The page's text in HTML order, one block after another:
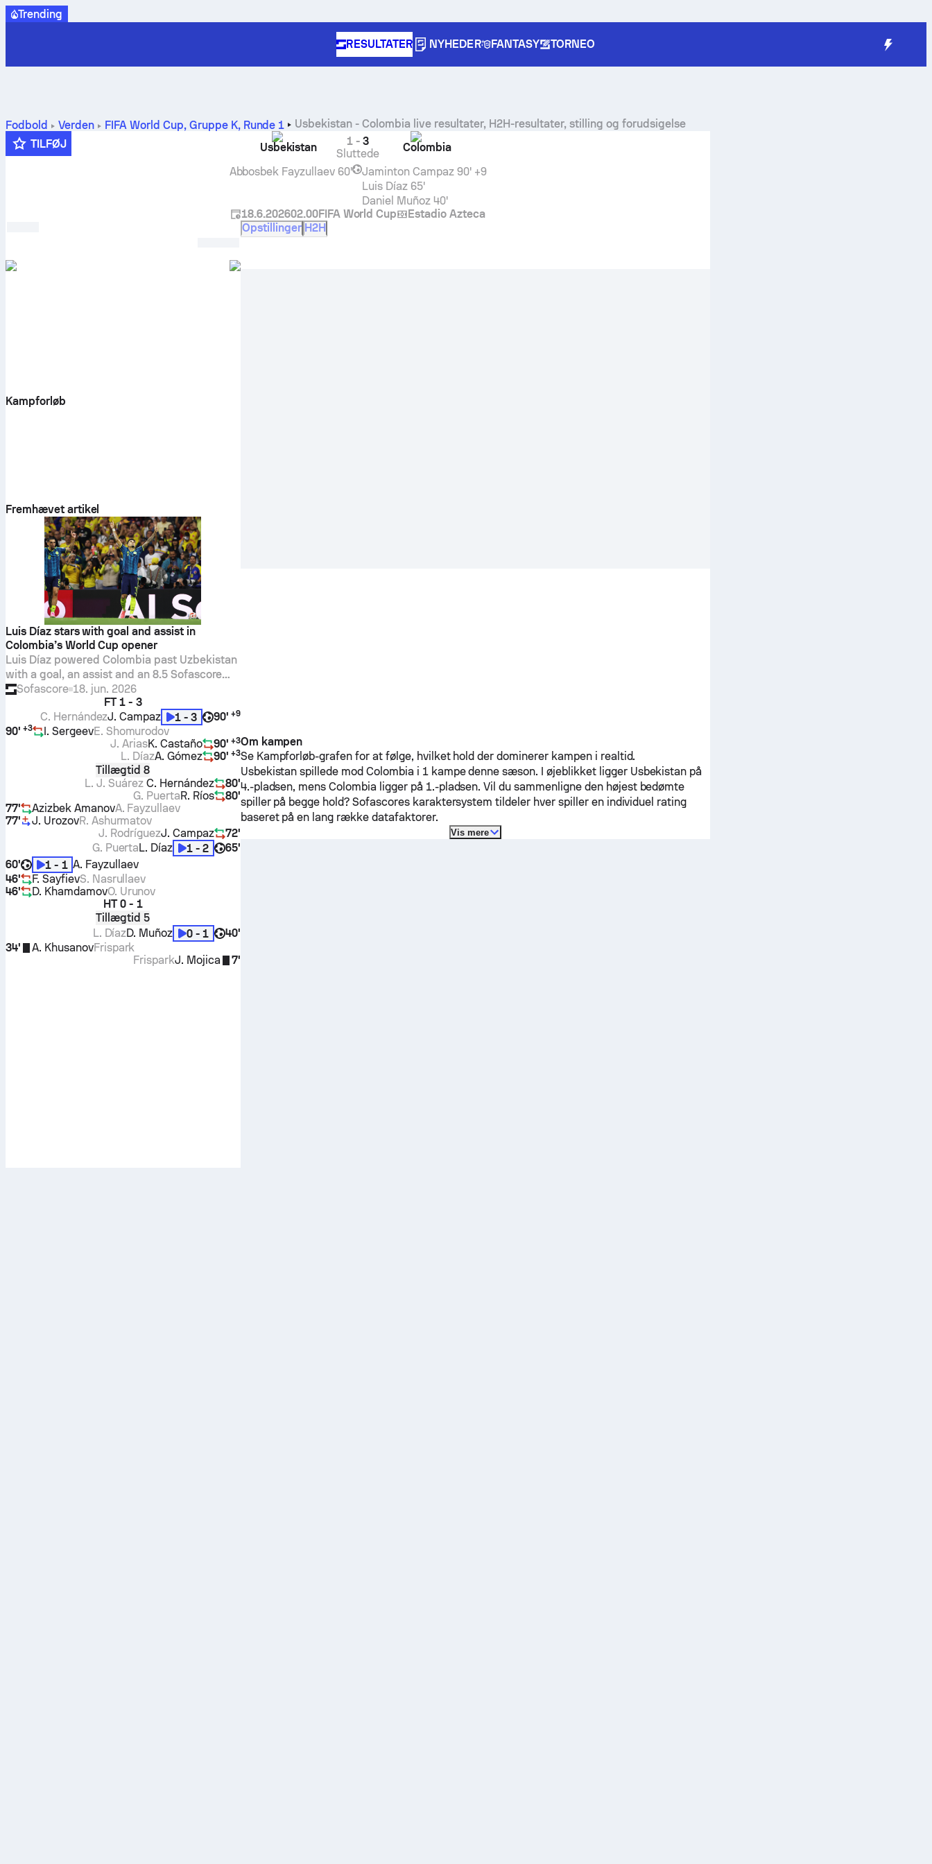
Trending
RESULTATER NYHEDER FANTASY TORNEO
Fodbold Verden FIFA World Cup, Gruppe K, Runde 1 Usbekistan -Colombia live resultater, H2H-resultater, stilling og forudsigelse
TILFØJ
Usbekistan 1-3
Sluttede
Colombia
Abbosbek Fayzullaev 60' Jaminton Campaz 90' +9
Luis Díaz 65'
Daniel Muñoz 40'
18.6.202602.00FIFA World Cup Estadio Azteca
Kampforløb
Fremhævet artikel
Luis Díaz stars with goal and assist in
Colombia’s World Cup opener
Luis Díaz powered Colombia past Uzbekistan
with a goal, an assist and an 8.5 Sofascore
Rating, adding five fouls won and a shot off
the woodwork in Mexico City.
Sofascore 18. jun. 2026
FT 1 - 3
90' +9
1 - 3
J. Campaz
C. Hernández
90' +3 I. SergeevE. Shomurodov
90' +3
K. Castaño
J. Arias
90' +3
A. Gómez
L. Díaz
Tillægtid 8
80'
C. Hernández
L. J. Suárez
80'
R. Ríos
G. Puerta
77'
Azizbek AmanovA. Fayzullaev
77'
J. UrozovR. Ashurmatov
72'
J. Campaz
J. Rodríguez
65'
1 - 2
L. Díaz
G. Puerta
60'
1 - 1 A. Fayzullaev
46'
F. SayfievS. Nasrullaev
46'
D. KhamdamovO. Urunov
HT 0 - 1
Tillægtid 5
40'
0 - 1
D. Muñoz
L. Díaz
34'
A. KhusanovFrispark
7'
J. Mojica
Frispark
Opstillinger H2H
Om kampen
Se Kampforløb-grafen for at følge, hvilket hold der dominerer kampen i realtid.
Usbekistan spillede modColombia i 1 kampe denne sæson. I øjeblikket ligger Usbekistan på
4.-pladsen, mensColombia ligger på 1.-pladsen. Vil du sammenligne den højest bedømte
spiller på begge hold? Sofascores karaktersystem tildeler hver spiller en individuel rating
baseret på en lang række datafaktorer.
Vis mere